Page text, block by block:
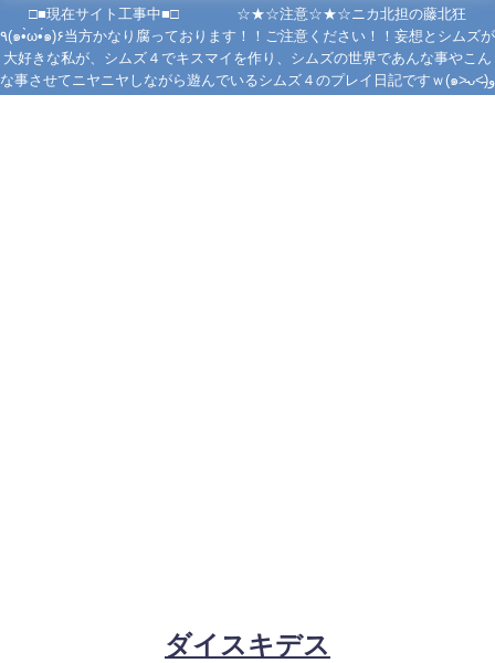
□■現在サイト工事中■□ ☆★☆注意☆★☆ニカ北担の藤北狂
٩(๑•̀ω•́๑)۶当方かなり腐っております！！ご注意ください！！妄想とシムズが
大好きな私が、シムズ４でキスマイを作り、シムズの世界であんな事やこん
な事させてニヤニヤしながら遊んでいるシムズ４のプレイ日記ですｗ(๑˃̵ᴗ˂̵)و
ダイスキデス